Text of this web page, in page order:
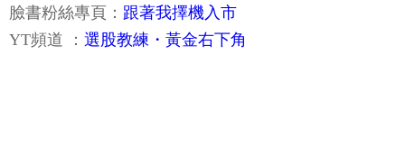
臉書粉絲專頁： 跟著我擇機入市
YT頻道 ： 選股教練・黃金右下角